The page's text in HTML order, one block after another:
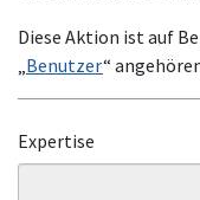
Diese Aktion ist auf
Benutzer“
Expertise